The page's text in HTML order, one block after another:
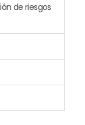
de riesgos